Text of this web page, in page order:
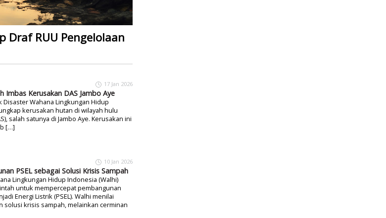
RUU Pengelolaan
17 Jan 2026
Imbas Kerusakan DAS Jambo Aye
Disaster Wahana Lingkungan Hidup
kerusakan hutan di wilayah hulu
salah satunya di Jambo Aye. Kerusakan ini
[…]
10 Jan 2026
PSEL sebagai Solusi Krisis Sampah
Lingkungan Hidup Indonesia (Walhi)
untuk mempercepat pembangunan
Energi Listrik (PSEL). Walhi menilai
solusi krisis sampah, melainkan cerminan